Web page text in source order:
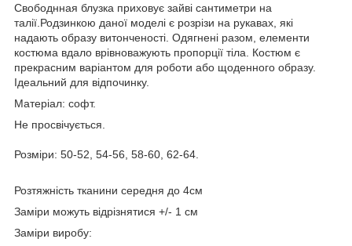
Свободнная блузка приховує зайві сантиметри на
талії.Родзинкою даної моделі є розрізи на рукавах, які
надають образу витонченості. Одягнені разом, елементи
костюма вдало врівноважують пропорції тіла. Костюм є
прекрасним варіантом для роботи або щоденного образу.
Ідеальний для відпочинку.
Матеріал: софт.
Не просвічується.
Розміри: 50-52, 54-56, 58-60, 62-64.
Розтяжність тканини середня до 4см
Заміри можуть відрізнятися +/- 1 см
Заміри виробу: